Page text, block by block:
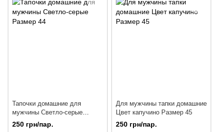
Тапочки домашние для
мужчины Светло-серые
Размер 44
250 грн/пар.
Для мужчины тапки домашние
Цвет капучино Размер 45
250 грн/пар.